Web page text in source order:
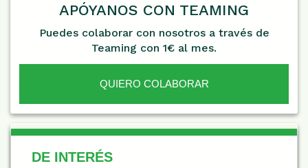
APÓYANOS CON TEAMING
Puedes colaborar con nosotros a través de
Teaming con 1€ al mes.
QUIERO COLABORAR
De Interés
DE INTERÉS